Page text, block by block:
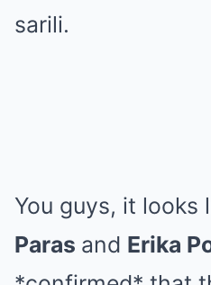
sarili.
You guys, it looks
Paras and Erika